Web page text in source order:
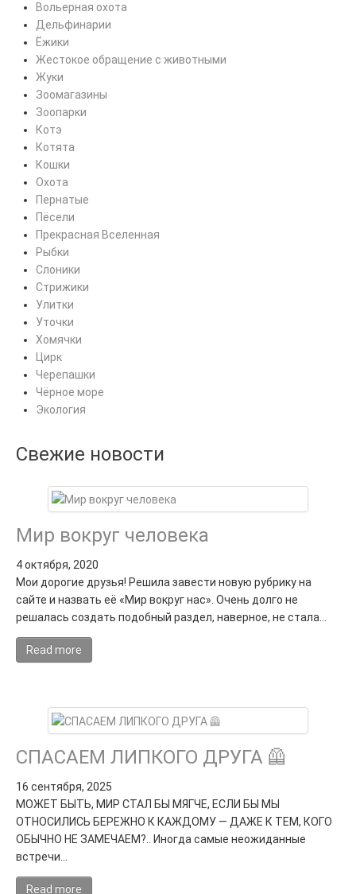
Вольерная охота
Дельфинарии
Ёжики
Жестокое обращение с животными
Жуки
Зоомагазины
Зоопарки
Котэ
Котята
Кошки
Охота
Пернатые
Пёсели
Прекрасная Вселенная
Рыбки
Слоники
Стрижики
Улитки
Уточки
Хомячки
Цирк
Черепашки
Чёрное море
Экология
Свежие новости
Мир вокруг человека
4 октября, 2020
Мои дорогие друзья! Решила завести новую рубрику на
сайте и назвать её «Мир вокруг нас». Очень долго не
решалась создать подобный раздел, наверное, не стала…
Read more
СПАСАЕМ ЛИПКОГО ДРУГА 🦺
16 сентября, 2025
МОЖЕТ БЫТЬ, МИР СТАЛ БЫ МЯГЧЕ, ЕСЛИ БЫ МЫ
ОТНОСИЛИСЬ БЕРЕЖНО К КАЖДОМУ — ДАЖЕ К ТЕМ, КОГО
ОБЫЧНО НЕ ЗАМЕЧАЕМ?.. Иногда самые неожиданные
встречи…
Read more